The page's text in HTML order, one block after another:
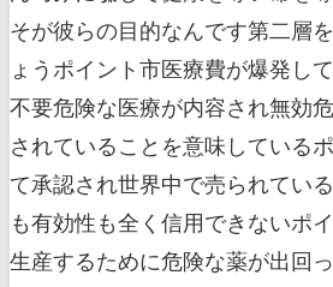
そが彼らの目的なんです第二層
ょうポイント市医療費が爆発し
不要危険な医療が内容され無効
されていることを意味している
て承認され世界中で売られてい
も有効性も全く信用できないポ
生産するために危険な薬が出回